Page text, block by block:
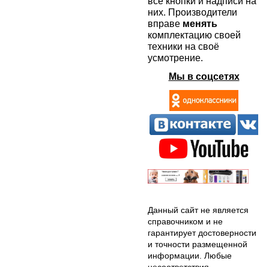
них. Производители
вправе менять
комплектацию своей
техники на своё
усмотрение.
Мы в соцсетях
Данный сайт не является
справочником и не
гарантирует достоверности
и точности размещенной
информации. Любые